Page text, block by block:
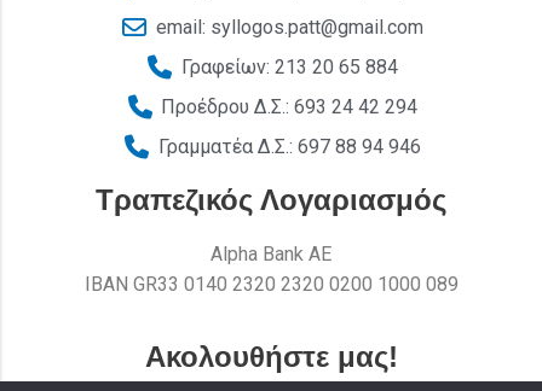
email: syllogos.patt@gmail.com
Γραφείων: 213 20 65 884
Προέδρου Δ.Σ.: 693 24 42 294
Γραμματέα Δ.Σ.: 697 88 94 946
Τραπεζικός Λογαριασμός
Alpha Bank AE
ΙΒΑΝ GR33 0140 2320 2320 0200 1000 089
Ακολουθήστε μας!